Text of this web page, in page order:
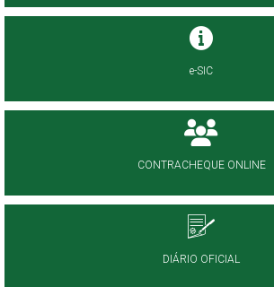
e-SIC
CONTRACHEQUE ONLINE
DIÁRIO OFICIAL